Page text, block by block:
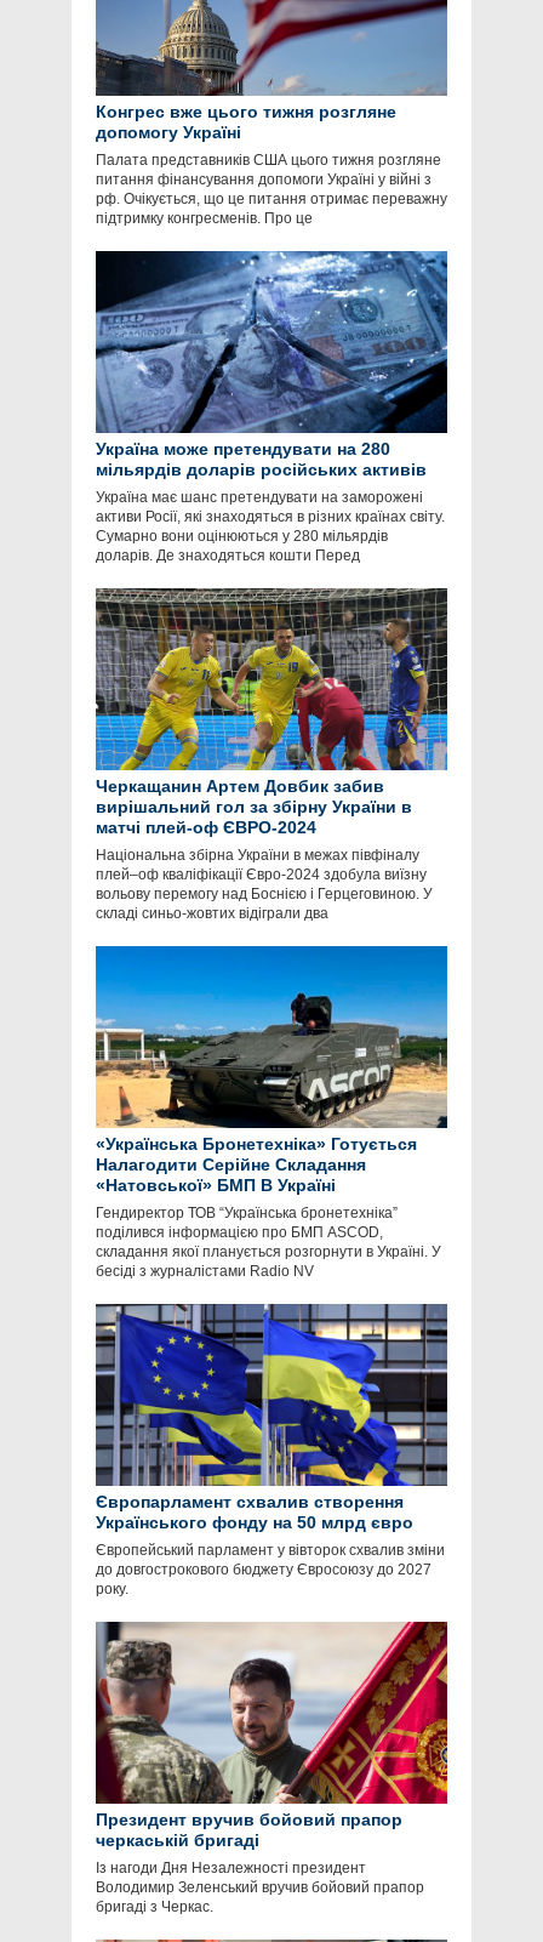
Конгрес вже цього тижня розгляне
допомогу Україні
Палата представників США цього тижня розгляне
питання фінансування допомоги Україні у війні з
рф. Очікується, що це питання отримає переважну
підтримку конгресменів. Про це
Україна може претендувати на 280
мільярдів доларів російських активів
Україна має шанс претендувати на заморожені
активи Росії, які знаходяться в різних країнах світу.
Сумарно вони оцінюються у 280 мільярдів
доларів. Де знаходяться кошти Перед
Черкащанин Артем Довбик забив
вирішальний гол за збірну України в
матчі плей-оф ЄВРО-2024
Національна збірна України в межах півфіналу
плей–оф кваліфікації Євро-2024 здобула виїзну
вольову перемогу над Боснією і Герцеговиною. У
складі синьо-жовтих відіграли два
«Українська Бронетехніка» Готується
Налагодити Серійне Складання
«Натовської» БМП В Україні
Гендиректор ТОВ “Українська бронетехніка”
поділився інформацією про БМП ASCOD,
складання якої планується розгорнути в Україні. У
бесіді з журналістами Radio NV
Європарламент схвалив створення
Українського фонду на 50 млрд євро
Європейський парламент у вівторок схвалив зміни
до довгострокового бюджету Євросоюзу до 2027
року.
Президент вручив бойовий прапор
черкаській бригаді
Із нагоди Дня Незалежності президент
Володимир Зеленський вручив бойовий прапор
бригаді з Черкас.